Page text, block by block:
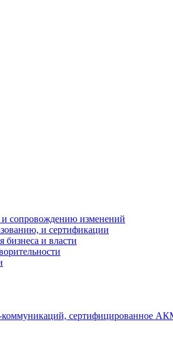
сопровождению изменений
и сертификации
бизнеса и власти
коммуникаций, сертифицированное